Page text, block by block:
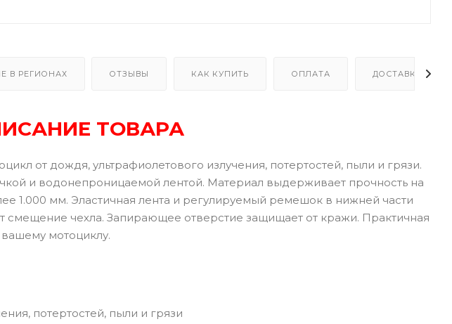
В РЕГИОНАХ ОТЗЫВЫ КАК КУПИТЬ ОПЛАТА ДОСТАВКА
ТОВАРА
от дождя, ультрафиолетового излучения, потертостей, пыли и грязи.
и водонепроницаемой лентой. Материал выдерживает прочность на
1.000 мм. Эластичная лента и регулируемый ремешок в нижней части
чехла. Запирающее отверстие защищает от кражи. Практичная
мотоциклу.
потертостей, пыли и грязи